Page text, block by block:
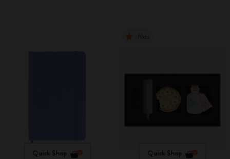
Quick Shop Quick Shop